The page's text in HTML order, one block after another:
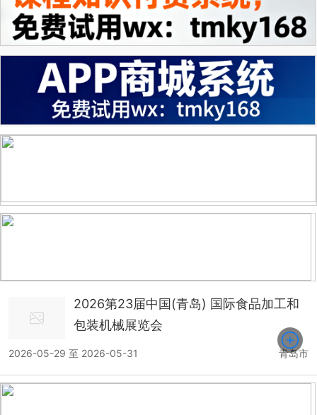
2026第23届中国(青岛) 国际食品加工和
包装机械展览会
青岛市
2026-05-29 至 2026-05-31